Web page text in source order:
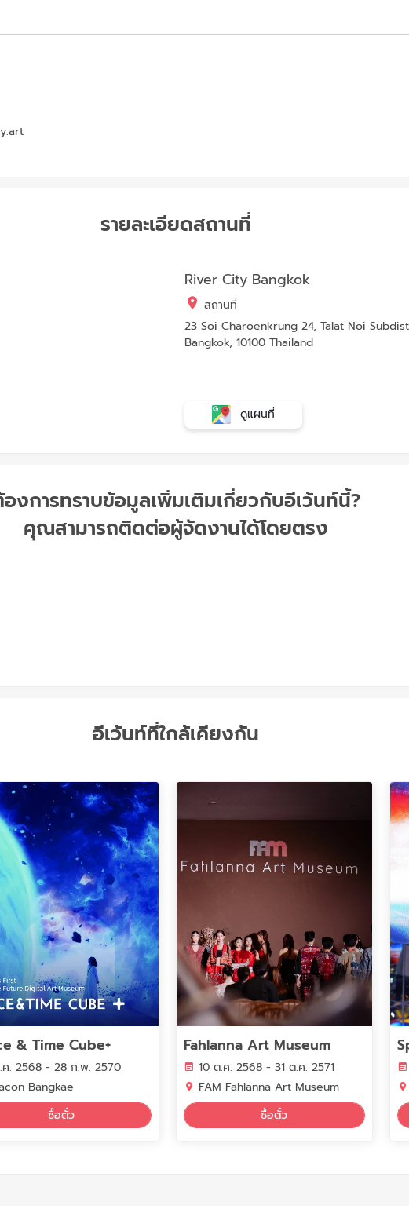
รายละเอียดสถานที่
River City Bangkok
สถานที่
23 Soi Charoenkrung 24, Talat Noi
Bangkok, 10100 Thailand
ดูแผนที่
งการทราบข้อมูลเพิ่มเติมเกี่ยวกับอีเว้นท์นี้?
คุณสามารถติดต่อผู้จัดงานได้โดยตรง
อีเว้นท์ที่ใกล้เคียงกัน
& Time Cube+
ค. 2568 - 28 ก.พ. 2570
Bangkae
ซื้อตั๋ว
Fahlanna Art Museum
10 ต.ค. 2568 - 31 ต.ค. 2571
FAM Fahlanna Art Museum
ซื้อตั๋ว